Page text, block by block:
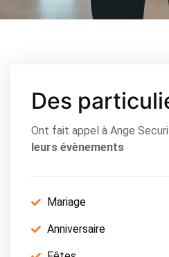
Des
Ont fait appel à Ange
leurs évènements
Mariage
Anniversaire